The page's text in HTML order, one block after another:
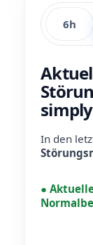
6h
simply
In den
●